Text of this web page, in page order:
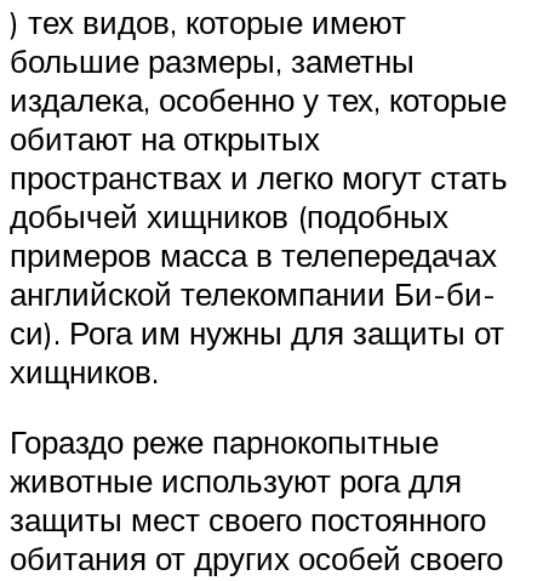
) тех видов, которые имеют
большие размеры, заметны
издалека, особенно у тех, которые
обитают на открытых
пространствах и легко могут стать
добычей хищников (подобных
примеров масса в телепередачах
английской телекомпании Би-би-
си). Рога им нужны для защиты от
хищников.
Гораздо реже парнокопытные
животные используют рога для
защиты мест своего постоянного
обитания от других особей своего